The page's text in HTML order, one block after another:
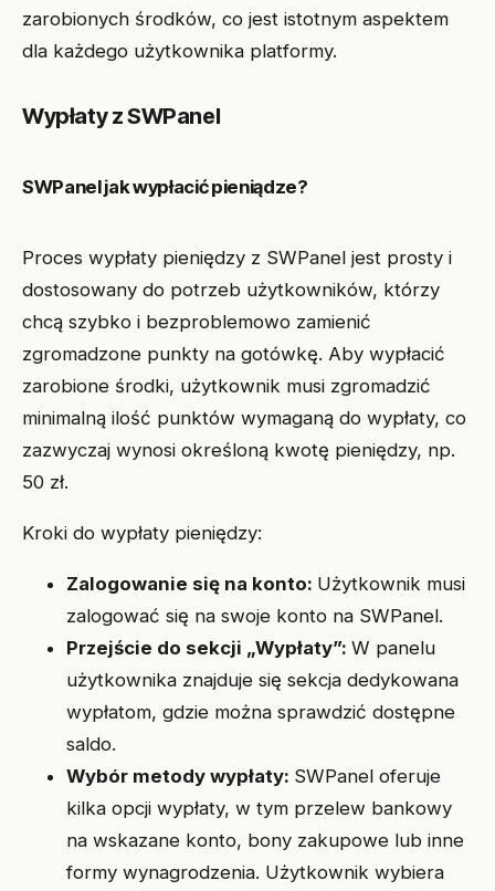
zarobionych środków, co jest istotnym aspektem
dla każdego użytkownika platformy.
Wypłaty z SWPanel
SWPanel jak wypłacić pieniądze?
Proces wypłaty pieniędzy z SWPanel jest prosty i
dostosowany do potrzeb użytkowników, którzy
chcą szybko i bezproblemowo zamienić
zgromadzone punkty na gotówkę. Aby wypłacić
zarobione środki, użytkownik musi zgromadzić
minimalną ilość punktów wymaganą do wypłaty, co
zazwyczaj wynosi określoną kwotę pieniędzy, np.
50 zł.
Kroki do wypłaty pieniędzy:
Zalogowanie się na konto: Użytkownik musi
zalogować się na swoje konto na SWPanel.
Przejście do sekcji „Wypłaty”: W panelu
użytkownika znajduje się sekcja dedykowana
wypłatom, gdzie można sprawdzić dostępne
saldo.
Wybór metody wypłaty: SWPanel oferuje
kilka opcji wypłaty, w tym przelew bankowy
na wskazane konto, bony zakupowe lub inne
formy wynagrodzenia. Użytkownik wybiera